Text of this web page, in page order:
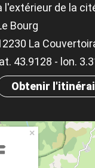
l'extérieur de la
Bourg
La
43.9128 - lon.
Obtenir
×